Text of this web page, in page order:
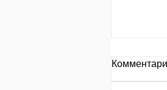
День за
День